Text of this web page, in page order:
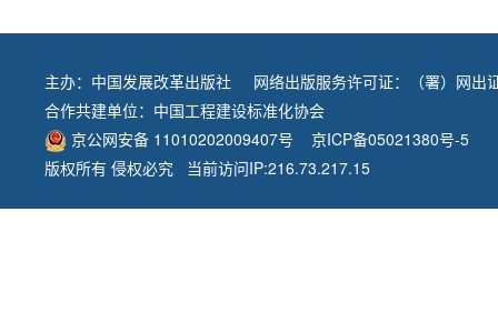
主办： 中国发展改革出版社
网络出版服务许可证：（署）网出
合作共建单位： 中国工程建设标准化协会
京公网安备 11010202009407号
京ICP备05021380号-5
版权所有 侵权必究 当前访问IP:216.73.217.15